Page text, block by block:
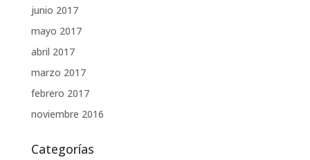
junio 2017
mayo 2017
abril 2017
marzo 2017
febrero 2017
noviembre 2016
Categorías